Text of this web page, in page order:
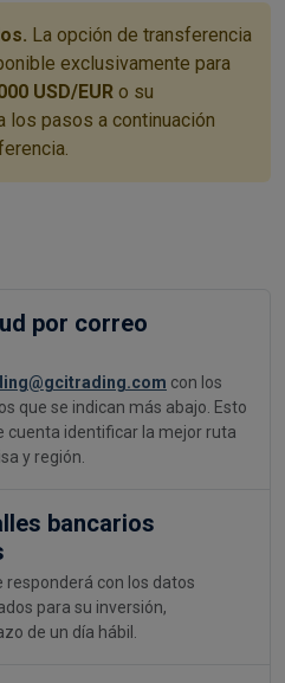
La opción de transferencia
exclusivamente para
USD/EUR o su
los pasos a continuación
por correo
con los
que se indican más abajo. Esto
cuenta identificar la mejor ruta
y región.
bancarios
responderá con los datos
para su inversión,
de un día hábil.